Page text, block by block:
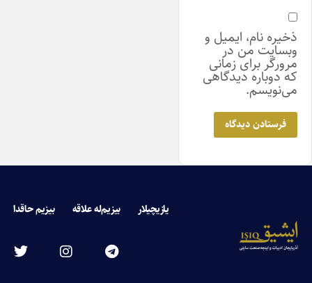
ذخیره نام، ایمیل و
وبسایت من در
مرورگر برای زمانی
که دوباره دیدگاهی
می‌نویسم.
یازیچیلار بیزیم‌له علاقه بیزیم حاقدا